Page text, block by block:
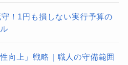
！1円も損しない実行予算の
向上」戦略｜職人の守備範囲